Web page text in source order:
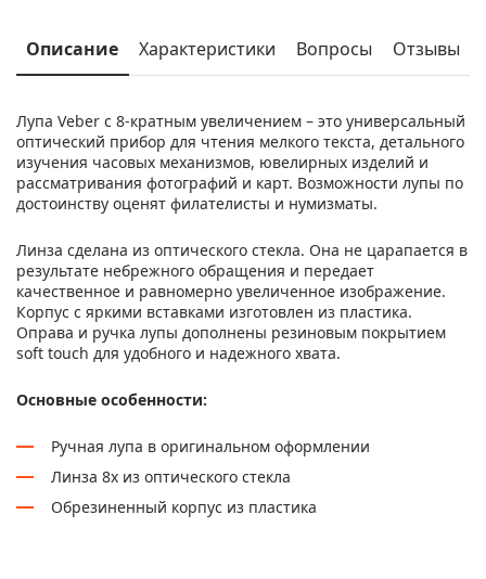
Описание Характеристики Вопросы Отзывы
Лупа Veber с 8-кратным увеличением – это универсальный
оптический прибор для чтения мелкого текста, детального
изучения часовых механизмов, ювелирных изделий и
рассматривания фотографий и карт. Возможности лупы по
достоинству оценят филателисты и нумизматы.
Линза сделана из оптического стекла. Она не царапается в
результате небрежного обращения и передает
качественное и равномерно увеличенное изображение.
Корпус с яркими вставками изготовлен из пластика.
Оправа и ручка лупы дополнены резиновым покрытием
soft touch для удобного и надежного хвата.
Основные особенности:
Ручная лупа в оригинальном оформлении
Линза 8х из оптического стекла
Обрезиненный корпус из пластика